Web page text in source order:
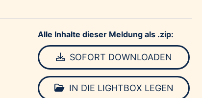
Alle Inhalte dieser Meldung als .zip:
SOFORT DOWNLOADEN
IN DIE LIGHTBOX LEGEN